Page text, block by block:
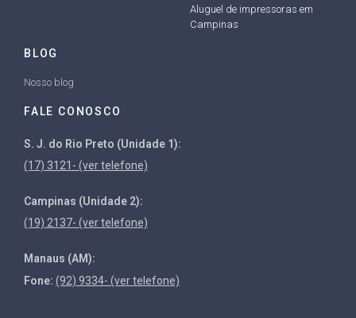
Aluguel de impressoras em
Campinas
BLOG
Nosso blog
FALE CONOSCO
S. J. do Rio Preto (Unidade 1):
(17) 3121- (ver telefone)
Campinas (Unidade 2):
(19) 2137- (ver telefone)
Manaus (AM):
Fone: (92) 9334- (ver telefone)